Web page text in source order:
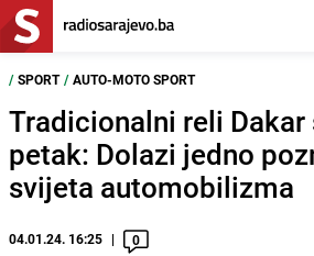
/ SPORT / AUTO-MOTO SPORT
Tradicionalni reli
petak: Dolazi jedno
svijeta automobilizma
04.01.24. 16:25 0